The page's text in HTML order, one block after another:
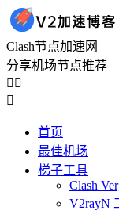
Clash节点加速网
分享机场节点推荐
 

首页
最佳机场
梯子工具
Clash
V2rayN